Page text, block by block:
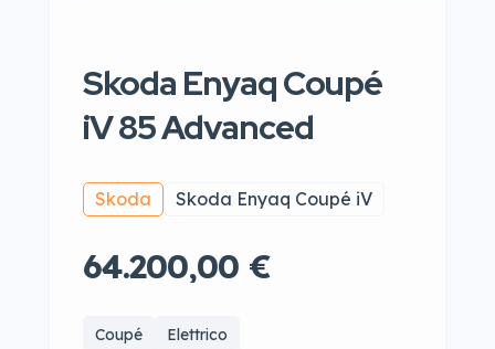
Skoda Enyaq Coupé
iV 85 Advanced
Skoda Skoda Enyaq Coupé iV
64.200,00 €
Coupé Elettrico